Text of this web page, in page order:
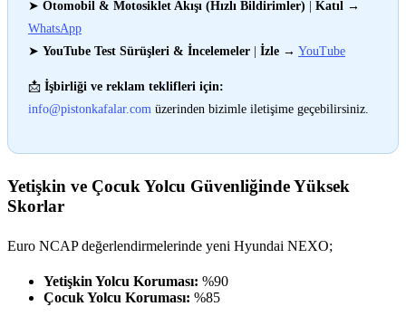
➤ Otomobil & Motosiklet Akışı (Hızlı Bildirimler) Katıl →
WhatsApp
➤ YouTube Test Sürüşleri & İncelemeler İzle → YouTube
📩 İşbirliği ve reklam teklifleri için:
info@pistonkafalar.com üzerinden bizimle iletişime geçebilirsiniz.
Yetişkin ve Çocuk Yolcu Güvenliğinde Yüksek
Skorlar
Euro NCAP değerlendirmelerinde yeni Hyundai NEXO;
Yetişkin Yolcu Koruması: %90
Çocuk Yolcu Koruması: %85